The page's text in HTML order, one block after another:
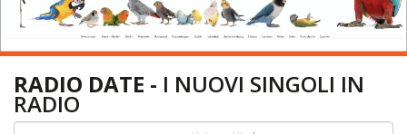
RADIO DATE - I NUOVI SINGOLI IN
RADIO